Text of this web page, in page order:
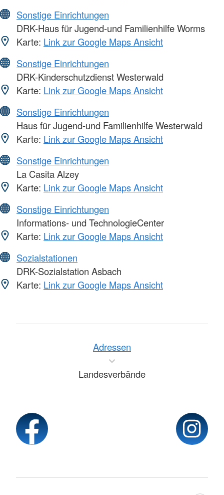
Sonstige Einrichtungen
DRK-Haus für Jugend-und Familienhilfe Worms
Karte: Link zur Google Maps Ansicht
Sonstige Einrichtungen
DRK-Kinderschutzdienst Westerwald
Karte: Link zur Google Maps Ansicht
Sonstige Einrichtungen
Haus für Jugend-und Familienhilfe Westerwald
Karte: Link zur Google Maps Ansicht
Sonstige Einrichtungen
La Casita Alzey
Karte: Link zur Google Maps Ansicht
Sonstige Einrichtungen
Informations- und TechnologieCenter
Karte: Link zur Google Maps Ansicht
Sozialstationen
DRK-Sozialstation Asbach
Karte: Link zur Google Maps Ansicht
Adressen
Landesverbände